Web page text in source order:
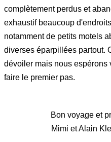
complètement perdus et
exhaustif beaucoup
notamment de petits motels
diverses éparpillées partout.
dévoiler mais nous
faire le premier pas.
Bon voyage et
Mimi et Alain